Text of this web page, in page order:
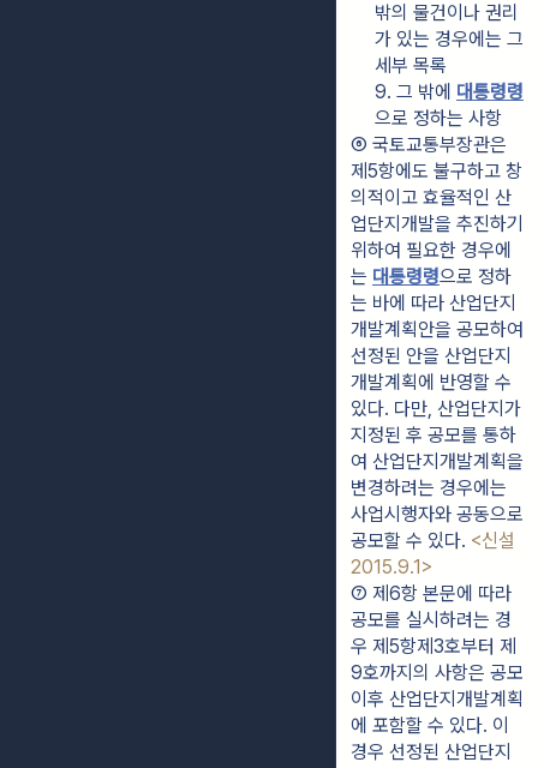
밖의 물건이나 권리
가 있는 경우에는 그
세부 목록
9. 그 밖에 대통령령
으로 정하는 사항
⑥ 국토교통부장관은
제5항에도 불구하고 창
의적이고 효율적인 산
업단지개발을 추진하기
위하여 필요한 경우에
는 대통령령으로 정하
는 바에 따라 산업단지
개발계획안을 공모하여
선정된 안을 산업단지
개발계획에 반영할 수
있다. 다만, 산업단지가
지정된 후 공모를 통하
여 산업단지개발계획을
변경하려는 경우에는
사업시행자와 공동으로
공모할 수 있다. <신설
2015.9.1>
⑦ 제6항 본문에 따라
공모를 실시하려는 경
우 제5항제3호부터 제
9호까지의 사항은 공모
이후 산업단지개발계획
에 포함할 수 있다. 이
경우 선정된 산업단지